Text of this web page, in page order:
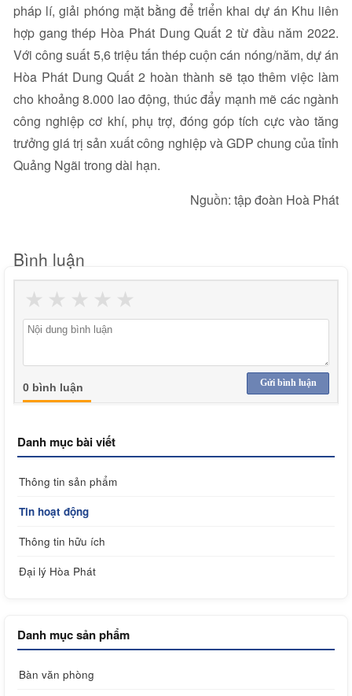
pháp lí, giải phóng mặt bằng để triển khai dự án Khu liên
hợp gang thép Hòa Phát Dung Quất 2 từ đầu năm 2022.
Với công suất 5,6 triệu tấn thép cuộn cán nóng/năm, dự án
Hòa Phát Dung Quất 2 hoàn thành sẽ tạo thêm việc làm
cho khoảng 8.000 lao động, thúc đẩy mạnh mẽ các ngành
công nghiệp cơ khí, phụ trợ, đóng góp tích cực vào tăng
trưởng giá trị sản xuất công nghiệp và GDP chung của tỉnh
Quảng Ngãi trong dài hạn.
Nguồn: tập đoàn Hoà Phát
Bình luận
★
★
★
★
★
Gửi bình luận
0 bình luận
Danh mục bài viết
Thông tin sản phẩm
Tin hoạt động
Thông tin hữu ích
Đại lý Hòa Phát
Danh mục sản phẩm
Bàn văn phòng